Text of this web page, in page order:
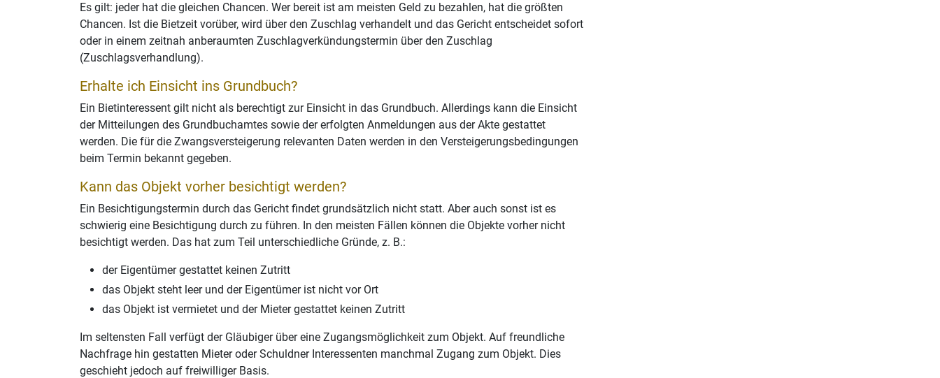
Es gilt: jeder hat die gleichen Chancen. Wer bereit ist am meisten Geld zu bezahlen, hat die größten
Chancen. Ist die Bietzeit vorüber, wird über den Zuschlag verhandelt und das Gericht entscheidet sofort
oder in einem zeitnah anberaumten Zuschlagverkündungstermin über den Zuschlag
(Zuschlagsverhandlung).
Erhalte ich Einsicht ins Grundbuch?
Ein Bietinteressent gilt nicht als berechtigt zur Einsicht in das Grundbuch. Allerdings kann die Einsicht
der Mitteilungen des Grundbuchamtes sowie der erfolgten Anmeldungen aus der Akte gestattet
werden. Die für die Zwangsversteigerung relevanten Daten werden in den Versteigerungsbedingungen
beim Termin bekannt gegeben.
Kann das Objekt vorher besichtigt werden?
Ein Besichtigungstermin durch das Gericht findet grundsätzlich nicht statt. Aber auch sonst ist es
schwierig eine Besichtigung durch zu führen. In den meisten Fällen können die Objekte vorher nicht
besichtigt werden. Das hat zum Teil unterschiedliche Gründe, z. B.:
der Eigentümer gestattet keinen Zutritt
das Objekt steht leer und der Eigentümer ist nicht vor Ort
das Objekt ist vermietet und der Mieter gestattet keinen Zutritt
Im seltensten Fall verfügt der Gläubiger über eine Zugangsmöglichkeit zum Objekt. Auf freundliche
Nachfrage hin gestatten Mieter oder Schuldner Interessenten manchmal Zugang zum Objekt. Dies
geschieht jedoch auf freiwilliger Basis.